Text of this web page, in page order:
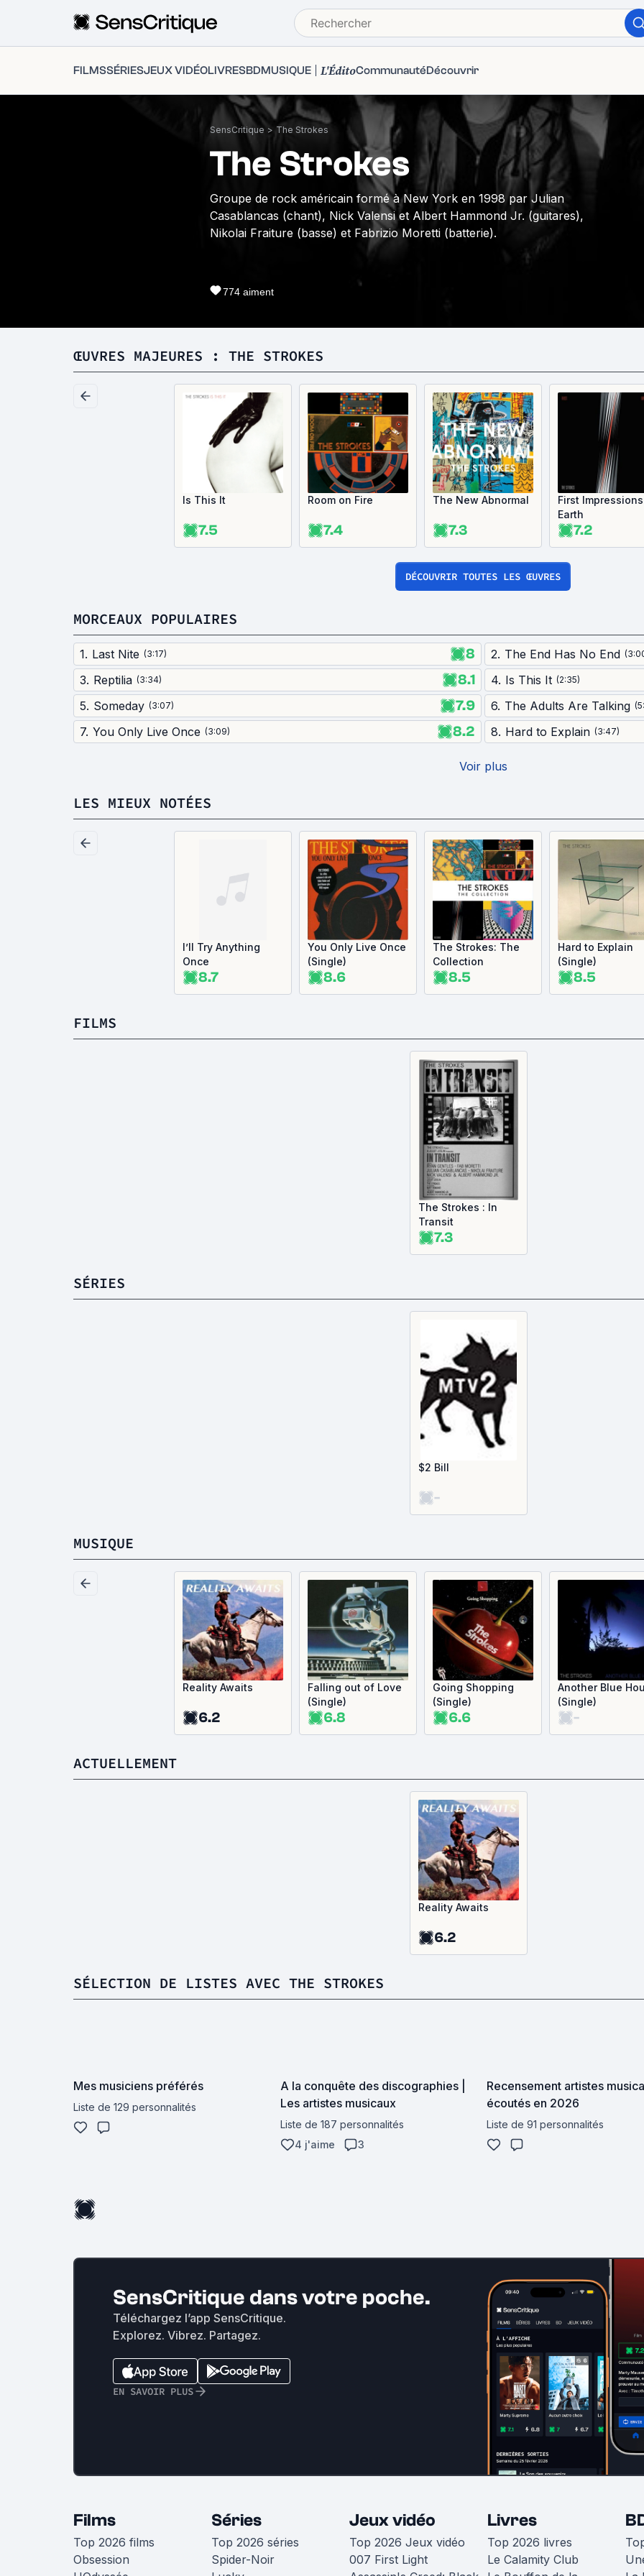
FILMSSÉRIESJEUX VIDÉOLIVRESBDMUSIQUE L'ÉditoCommunautéDécouvrir
SensCritique > The Strokes
The Strokes
Groupe de rock américain formé à New York en 1998 par Julian
Casablancas (chant), Nick Valensi et Albert Hammond Jr. (guitares),
Nikolai Fraiture (basse) et Fabrizio Moretti (batterie).
774 aiment
ŒUVRES MAJEURES : THE STROKES
Is This It
7.5
Room on Fire
7.4
The New Abnormal
7.3
First
Earth
7.2
DÉCOUVRIR TOUTES LES ŒUVRES
MORCEAUX POPULAIRES
1. Last Nite (3:17) 8 2. The End Has No End (
3. Reptilia (3:34) 8.1 4. Is This It (2:35)
5. Someday (3:07) 7.9 6. The Adults Are Talking (
7. You Only Live Once (3:09) 8.2 8. Hard to Explain (3:47)
Voir plus
LES MIEUX NOTÉES
I’ll Try Anything
Once
8.7
You Only Live Once
(Single)
8.6
The Strokes: The
Collection
8.5
Hard to Explain
(Single)
8.5
FILMS
The Strokes : In
Transit
7.3
SÉRIES
$2 Bill
-
MUSIQUE
Reality Awaits
6.2
Falling out of Love
(Single)
6.8
Going Shopping
(Single)
6.6
Another Blue
(Single)
-
ACTUELLEMENT
Reality Awaits
6.2
SÉLECTION DE LISTES AVEC THE STROKES
Mes musiciens préférés
Liste de 129 personnalités
A la conquête des discographies |
Les artistes musicaux
Liste de 187 personnalités
4 j'aime
3
Recensement artistes
écoutés en 2026
Liste de 91 personnalités
SensCritique dans votre poche.
Téléchargez l’app SensCritique.
Explorez. Vibrez. Partagez.
EN SAVOIR PLUS
Films
Top 2026 films
Obsession
Séries
Top 2026 séries
Spider-Noir
Jeux vidéo
Top 2026 Jeux vidéo
007 First Light
Livres
Top 2026 livres
Le Calamity Club